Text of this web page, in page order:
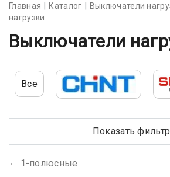
Главная Каталог Выключатели
нагрузки
Выключатели
Все
Показать фильтр
1-полюсные